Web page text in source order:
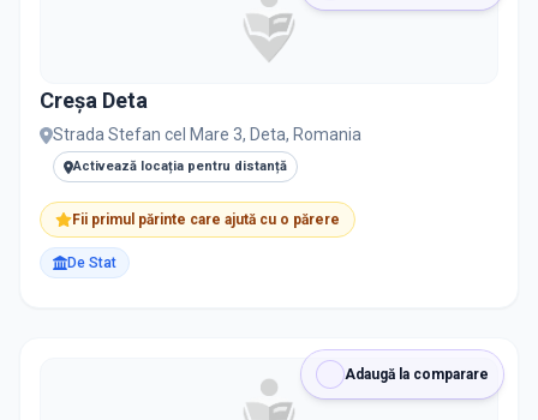
Nu există informații despre job-uri
PRIVAT / DE STAT
Toate Private
Resetează filtrele
Creșa Deta
Strada Stefan cel Mare 3, Deta, Romania
Activează locația pentru distanță
Fii primul părinte care ajută cu o părere
De Stat
Adaugă la comparare